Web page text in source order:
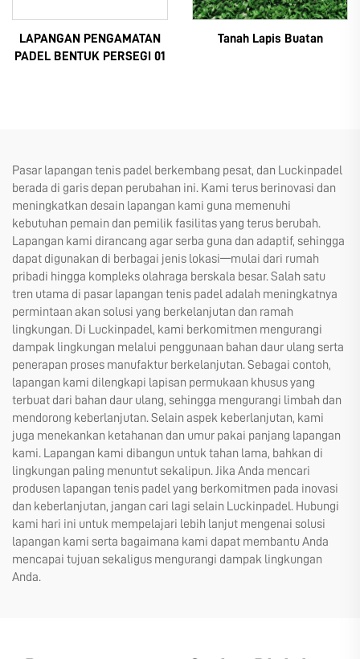
LAPANGAN PENGAMATAN
PADEL BENTUK PERSEGI 01
Tanah Lapis Buatan
Pasar lapangan tenis padel berkembang pesat, dan Luckinpadel
berada di garis depan perubahan ini. Kami terus berinovasi dan
meningkatkan desain lapangan kami guna memenuhi
kebutuhan pemain dan pemilik fasilitas yang terus berubah.
Lapangan kami dirancang agar serba guna dan adaptif, sehingga
dapat digunakan di berbagai jenis lokasi—mulai dari rumah
pribadi hingga kompleks olahraga berskala besar. Salah satu
tren utama di pasar lapangan tenis padel adalah meningkatnya
permintaan akan solusi yang berkelanjutan dan ramah
lingkungan. Di Luckinpadel, kami berkomitmen mengurangi
dampak lingkungan melalui penggunaan bahan daur ulang serta
penerapan proses manufaktur berkelanjutan. Sebagai contoh,
lapangan kami dilengkapi lapisan permukaan khusus yang
terbuat dari bahan daur ulang, sehingga mengurangi limbah dan
mendorong keberlanjutan. Selain aspek keberlanjutan, kami
juga menekankan ketahanan dan umur pakai panjang lapangan
kami. Lapangan kami dibangun untuk tahan lama, bahkan di
lingkungan paling menuntut sekalipun. Jika Anda mencari
produsen lapangan tenis padel yang berkomitmen pada inovasi
dan keberlanjutan, jangan cari lagi selain Luckinpadel. Hubungi
kami hari ini untuk mempelajari lebih lanjut mengenai solusi
lapangan kami serta bagaimana kami dapat membantu Anda
mencapai tujuan sekaligus mengurangi dampak lingkungan
Anda.